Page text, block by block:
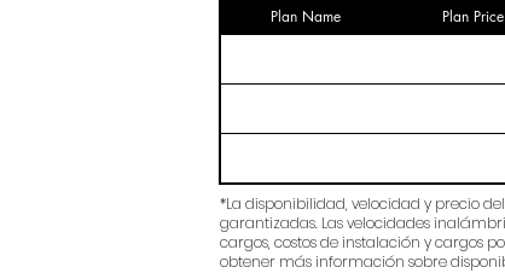
Plan Name Plan Price
*La disponibilidad, velocidad y precio
garantizadas. Las velocidades
cargos, costos de instalación y cargos
obtener más información sobre